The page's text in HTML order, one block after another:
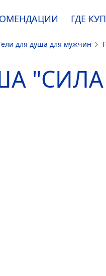
cookie. Пожалуйста,
ГДЕ
для душа для мужчин